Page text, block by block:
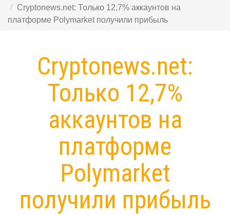
Cryptonews.net: Только 12,7% аккаунтов на
платформе Polymarket получили прибыль
Cryptonews.net:
Только 12,7%
аккаунтов на
платформе
Polymarket
получили прибыль